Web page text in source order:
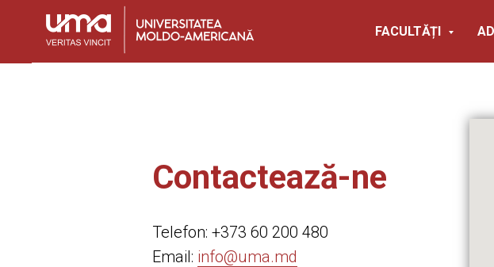
FACULTĂȚI
Contactează-ne
Telefon: +373 60 200 480
Email: info@uma.md